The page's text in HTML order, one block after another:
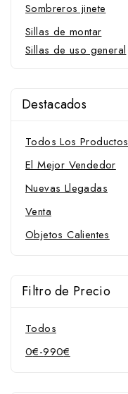
Sombreros jinete
Sillas de montar
Sillas de uso general
Destacados
Todos Los Productos
El Mejor Vendedor
Nuevas Llegadas
Venta
Objetos Calientes
Filtro de Precio
Todos
0€-990€